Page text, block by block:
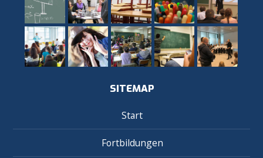
SITEMAP
Start
Fortbildungen